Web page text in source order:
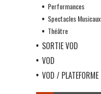
Performances
Spectacles Musicaux
Théâtre
SORTIE VOD
VOD
VOD / PLATEFORME